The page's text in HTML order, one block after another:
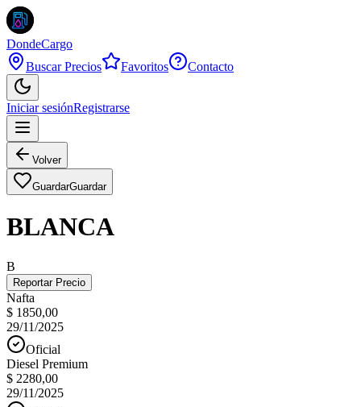
DondeCargo
Buscar Precios
Favoritos Contacto
Iniciar sesiónRegistrarse
Volver
GuardarGuardar
BLANCA
B
Reportar Precio
Nafta
$ 1850,00
29/11/2025
Oficial
Diesel Premium
$ 2280,00
29/11/2025